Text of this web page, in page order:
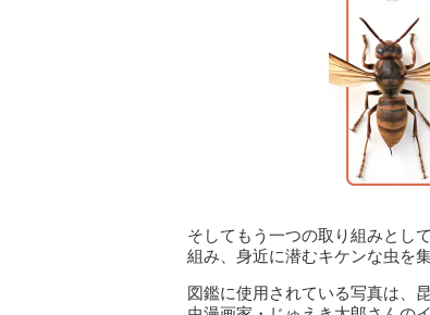
そしてもう一つの取り組みとし
組み、身近に潜むキケンな虫を
図鑑に使用されている写真は、